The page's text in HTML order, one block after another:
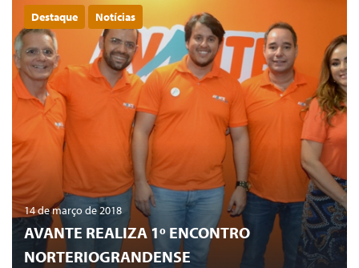
LER MAIS 0
Destaque Notícias
14 de março de 2018
AVANTE REALIZA 1º ENCONTRO
NORTERIOGRANDENSE